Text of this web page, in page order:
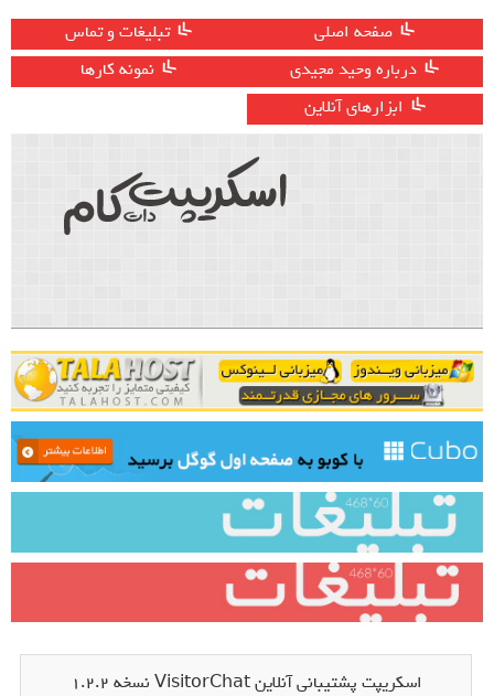
صفحه اصلی
تبلیغات و تماس
درباره وحید مجیدی
نمونه کارها
ابزارهای آنلاین
اسکریپت پشتیبانی آنلاین VisitorChat نسخه 1.2.2